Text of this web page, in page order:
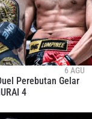
6 AGU
Perebutan Gelar
4